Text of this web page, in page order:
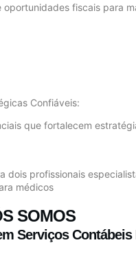
fiscais para
Confiáveis:
que fortalecem
SOMOS
Serviços Contábeis